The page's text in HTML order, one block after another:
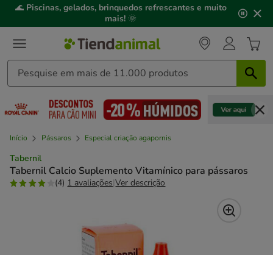
3,
mensagem,
🌊 Piscinas, gelados, brinquedos refrescantes e muito
mais! 🌞
Início Pássaros Especial criação agapornis
Tabernil
Tabernil Calcio Suplemento Vitamínico para pássaros
(4) 1 avaliações|Ver descrição